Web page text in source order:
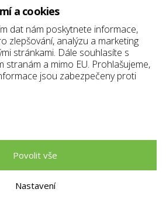
a cookies
dat nám poskytnete informace,
zlepšování, analýzu a marketing
stránkami. Dále souhlasíte s
stranám a mimo EU. Prohlašujeme,
jsou zabezpečeny proti
Povolit vše
Nastavení